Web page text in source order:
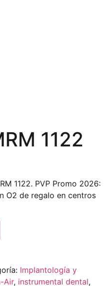
1122
1122. PVP Promo 2026:
O2 de regalo en centros
Implantología y
Air, instrumental dental,